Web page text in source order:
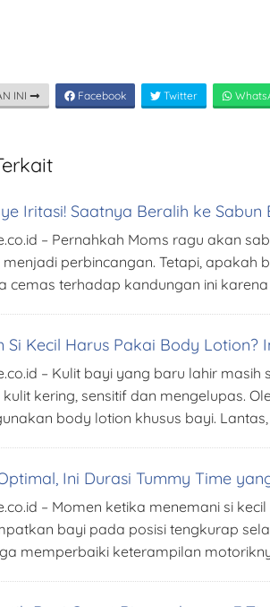
INI Facebook Twitter
Iritasi! Saatnya Beralih ke Sabun
– Pernahkah Moms ragu akan
perbincangan. Tetapi, apakah
cemas terhadap kandungan ini
Si Kecil Harus Pakai Body Lotion?
– Kulit bayi yang baru lahir
kulit kering, sensitif dan mengelupas.
body lotion khusus bayi.
Ini Durasi Tummy Time
– Momen ketika menemani si
bayi pada posisi tengkurap
memperbaiki keterampilan